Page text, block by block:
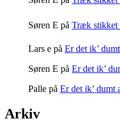
Søren E på Træk
Lars e på Er det ik’
Søren E på Er det ik’
Palle på Er det ik’ dumt
Arkiv